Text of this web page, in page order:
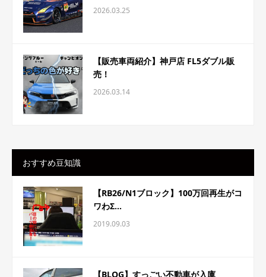
2026.03.25
【販売車両紹介】神戸店 FL5ダブル販
売！
2026.03.14
おすすめ豆知識
【RB26/N1ブロック】100万回再生がコ
ワわΣ...
2019.09.03
【BLOG】すっごい不動車が入庫